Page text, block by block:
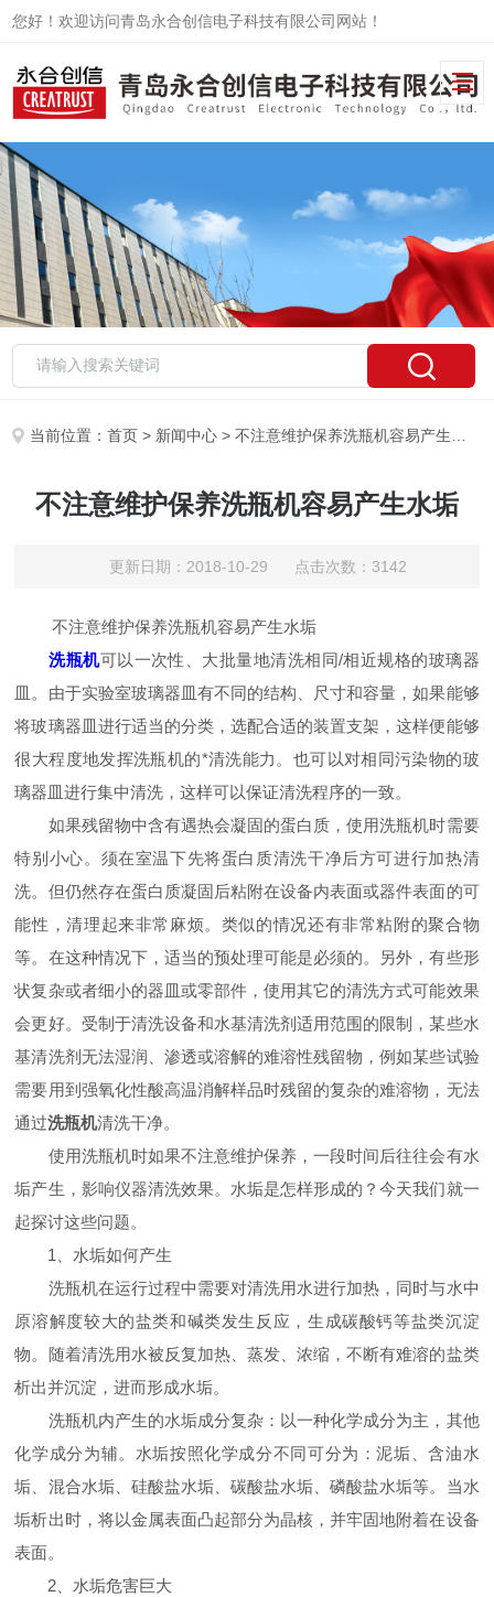
您好！欢迎访问青岛永合创信电子科技有限公司网站！
当前位置：首页 > 新闻中心 > 不注意维护保养洗瓶机容易产生水垢
不注意维护保养洗瓶机容易产生水垢
更新日期：2018-10-29 点击次数：3142
不注意维护保养洗瓶机容易产生水垢
洗瓶机可以一次性、大批量地清洗相同/相近规格的玻璃器
皿。由于实验室玻璃器皿有不同的结构、尺寸和容量，如果能够
将玻璃器皿进行适当的分类，选配合适的装置支架，这样便能够
很大程度地发挥洗瓶机的*清洗能力。也可以对相同污染物的玻
璃器皿进行集中清洗，这样可以保证清洗程序的一致。
如果残留物中含有遇热会凝固的蛋白质，使用洗瓶机时需要
特别小心。须在室温下先将蛋白质清洗干净后方可进行加热清
洗。但仍然存在蛋白质凝固后粘附在设备内表面或器件表面的可
能性，清理起来非常麻烦。类似的情况还有非常粘附的聚合物
等。在这种情况下，适当的预处理可能是必须的。另外，有些形
状复杂或者细小的器皿或零部件，使用其它的清洗方式可能效果
会更好。受制于清洗设备和水基清洗剂适用范围的限制，某些水
基清洗剂无法湿润、渗透或溶解的难溶性残留物，例如某些试验
需要用到强氧化性酸高温消解样品时残留的复杂的难溶物，无法
通过洗瓶机清洗干净。
使用洗瓶机时如果不注意维护保养，一段时间后往往会有水
垢产生，影响仪器清洗效果。水垢是怎样形成的？今天我们就一
起探讨这些问题。
1、水垢如何产生
洗瓶机在运行过程中需要对清洗用水进行加热，同时与水中
原溶解度较大的盐类和碱类发生反应，生成碳酸钙等盐类沉淀
物。随着清洗用水被反复加热、蒸发、浓缩，不断有难溶的盐类
析出并沉淀，进而形成水垢。
洗瓶机内产生的水垢成分复杂：以一种化学成分为主，其他
化学成分为辅。水垢按照化学成分不同可分为：泥垢、含油水
垢、混合水垢、硅酸盐水垢、碳酸盐水垢、磷酸盐水垢等。当水
垢析出时，将以金属表面凸起部分为晶核，并牢固地附着在设备
表面。
2、水垢危害巨大